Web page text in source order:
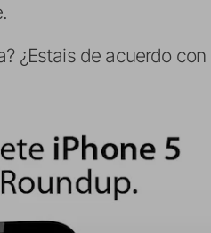
¿Estais de acuerdo